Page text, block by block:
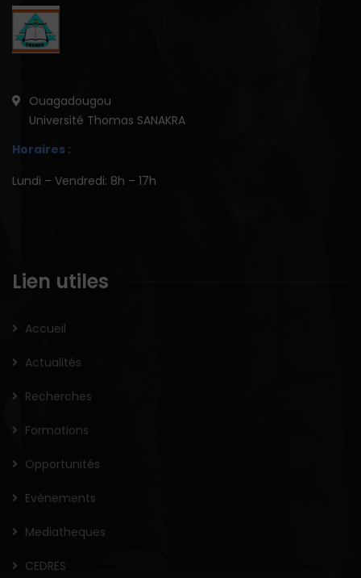
Ouagadougou
Université Thomas SANAKRA
Horaires :
Lundi – Vendredi: 8h – 17h
Lien utiles
Accueil
Actualités
Recherches
Formations
Opportunités
Evènements
Mediatheques
CEDRES